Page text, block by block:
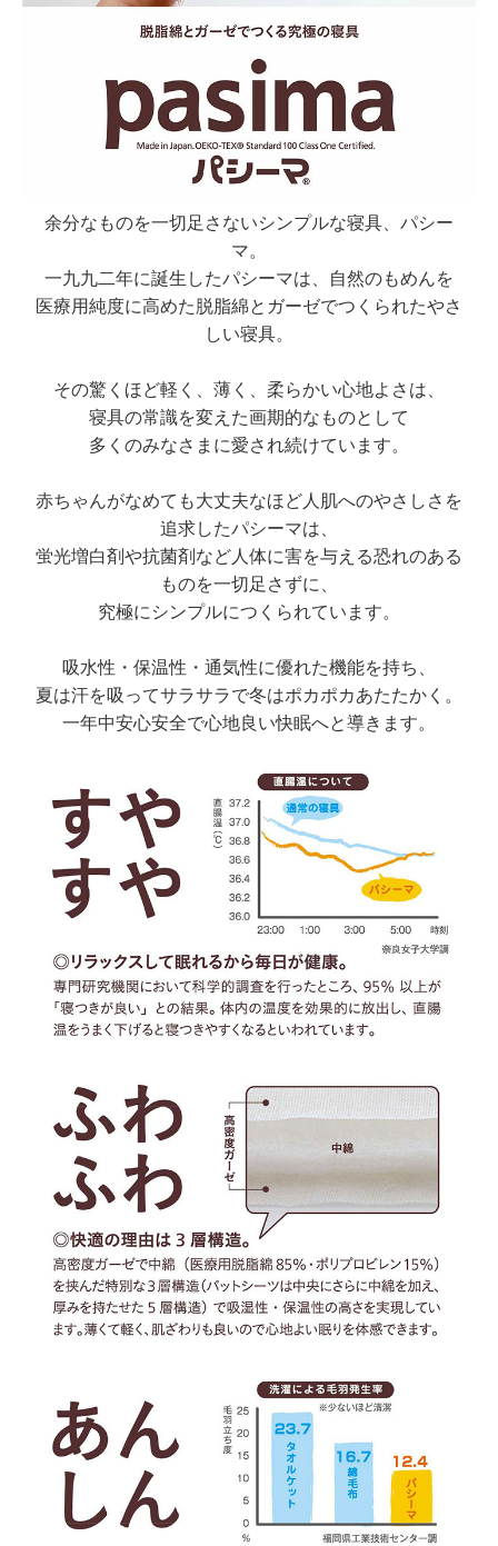
余分なものを一切足さないシンプルな寝具、パシー
マ。
一九九二年に誕生したパシーマは、自然のもめんを
医療用純度に高めた脱脂綿とガーゼでつくられたやさ
しい寝具。
その驚くほど軽く、薄く、柔らかい心地よさは、
寝具の常識を変えた画期的なものとして
多くのみなさまに愛され続けています。
赤ちゃんがなめても大丈夫なほど人肌へのやさしさを
追求したパシーマは、
蛍光増白剤や抗菌剤など人体に害を与える恐れのある
ものを一切足さずに、
究極にシンプルにつくられています。
吸水性・保温性・通気性に優れた機能を持ち、
夏は汗を吸ってサラサラで冬はポカポカあたたかく。
一年中安心安全で心地良い快眠へと導きます。